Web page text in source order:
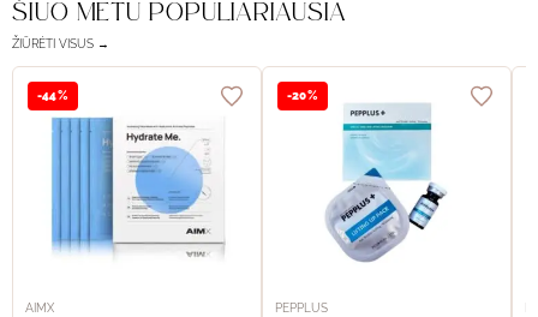
ŠIUO METU POPULIARIAUSIA
ŽIŪRĖTI VISUS →
-44%
AIMX
-20%
PEPPLUS